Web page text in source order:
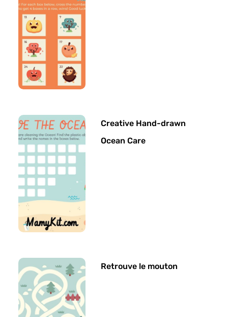
Creative Hand-drawn
Ocean Care
Retrouve le mouton